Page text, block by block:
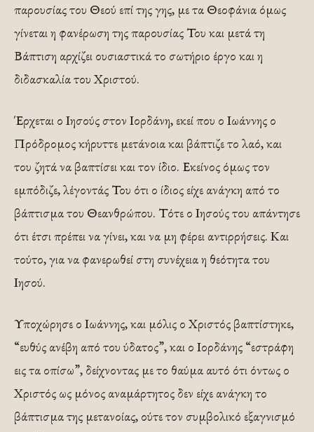
παρουσίας του Θεού επί της γης, με τα Θεοφάνια όμως
γίνεται η φανέρωση της παρουσίας Του και μετά τη
Βάπτιση αρχίζει ουσιαστικά το σωτήριο έργο και η
διδασκαλία του Χριστού.
Έρχεται ο Ιησούς στον Ιορδάνη, εκεί που ο Ιωάννης ο
Πρόδρομος κήρυττε μετάνοια και βάπτιζε το λαό, και
του ζητά να βαπτίσει και τον ίδιο. Εκείνος όμως τον
εμπόδιζε, λέγοντάς Του ότι ο ίδιος είχε ανάγκη από το
βάπτισμα του Θεανθρώπου. Τότε ο Ιησούς του απάντησε
ότι έτσι πρέπει να γίνει, και να μη φέρει αντιρρήσεις. Και
τούτο, για να φανερωθεί στη συνέχεια η θεότητα του
Ιησού.
Υποχώρησε ο Ιωάννης, και μόλις ο Χριστός βαπτίστηκε,
“ευθύς ανέβη από του ύδατος”, και ο Ιορδάνης “εστράφη
εις τα οπίσω”, δείχνοντας με το θαύμα αυτό ότι όντως ο
Χριστός ως μόνος αναμάρτητος δεν είχε ανάγκη το
βάπτισμα της μετανοίας, ούτε τον συμβολικό εξαγνισμό